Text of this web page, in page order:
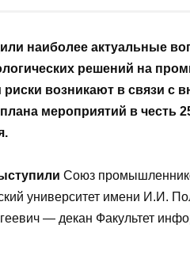
наиболее актуальные
решений на
возникают в связи с
мероприятий в честь
Союз
университет имени И.И.
— декан Факультет